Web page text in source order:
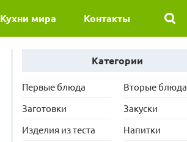
Кухни мира Контакты
Категории
Первые блюда
Вторые блюда
Заготовки
Закуски
Изделия из теста
Напитки